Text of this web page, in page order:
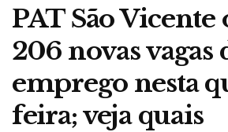
PAT São Vicente
206 novas vagas
emprego nesta
feira; veja quais